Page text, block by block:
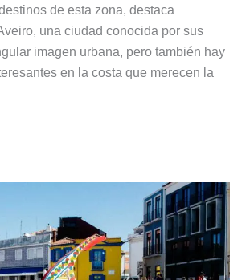
de esta zona, destaca
una ciudad conocida por sus
imagen urbana, pero también hay
en la costa que merecen la